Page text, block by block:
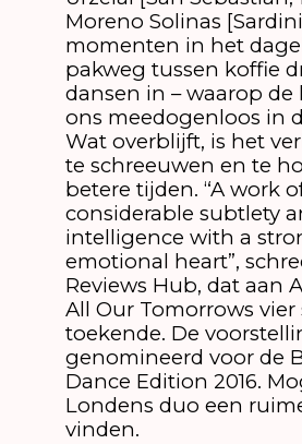
Moreno Solinas
momenten in het
pakweg tussen koffie
dansen in – waarop
ons meedogenloos in
Wat overblijft, is het
te schreeuwen en te
betere tijden. “A work
considerable subtlety
intelligence with a
emotional heart”,
Reviews Hub, dat aan
All Our Tomorrows vier
toekende. De
genomineerd voor de
Dance Edition 2016.
Londens duo een
vinden.